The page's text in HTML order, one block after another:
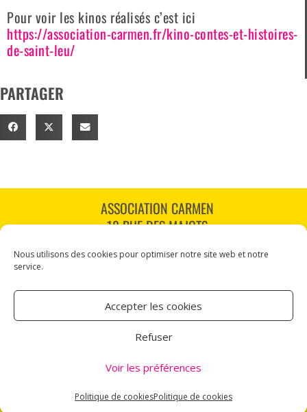
Nous utilisons des cookies pour optimiser notre site web et notre
service.
Accepter les cookies
Refuser
Voir les préférences
Politique de cookiesPolitique de cookies
Pour voir les kinos réalisés c’est ici
https://association-carmen.fr/kino-contes-et-histoires-
de-saint-leu/
PARTAGER
ASSOCIATION CARMEN
18 RUE DES MAJOTS
TÉL : 03 60 12 34 10
NOUS SUIVRE
Mentions légales